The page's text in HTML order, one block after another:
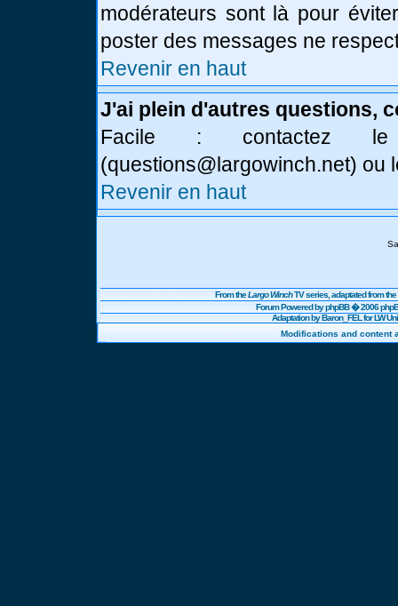
modérateurs sont là pour
poster des messages ne
Revenir en haut
J'ai plein d'autres questions,
Facile : contactez
(questions@largowinch.net) ou
Revenir en haut
From theLargo WinchTV series, adaptated from
Forum Powered byphpBB� 2006
Adaptation by Baron_FEL for LW
Modifications and content